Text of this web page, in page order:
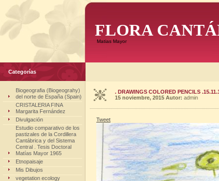
FLORA
Matias Mayor
Categorías
Biogeografia (Biogeograhy)
del norte de España (Spain)
CRISTALERIA FINA
Margarita Fernández
Divulgación
Estudio comparativo de los
pastizales de la Cordillera
Cantábrica y del Sistema
Central . Tesis Doctoral
Matías Mayor 1965
Etnopaisaje
Mis Dibujos
vegetation ecology
. DRAWINGS COLORED PENCILS
15 noviembre, 2015 Autor: admin
Tweet